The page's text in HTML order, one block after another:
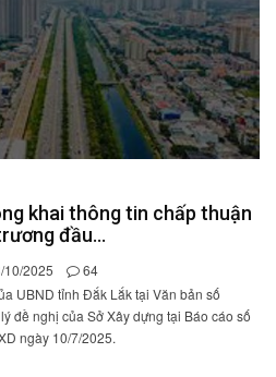
khai thông tin chấp thuận
đầu...
10/2025
64
UBND tỉnh Đắk Lắk tại Văn bản số
đề nghị của Sở Xây dựng tại Báo cáo số
ngày 10/7/2025.